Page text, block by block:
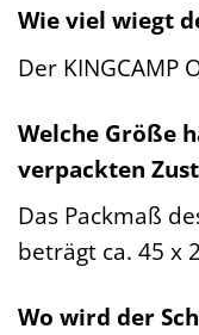
Wie viel wiegt
Der KINGCAMP
Welche Größe
verpackten
Das Packmaß
beträgt ca. 45 x
Wo wird der